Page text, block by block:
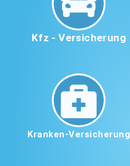
Kfz - Versicherung
Kranken-Versicherung